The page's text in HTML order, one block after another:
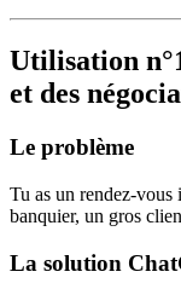
Utilisation
et des
Le problème
Tu as un rendez-
banquier, un gros
La solution